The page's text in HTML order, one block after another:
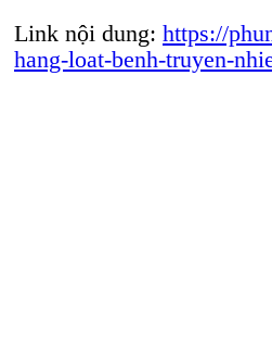
Link nội dung: https://
hang-loat-benh-truyen-